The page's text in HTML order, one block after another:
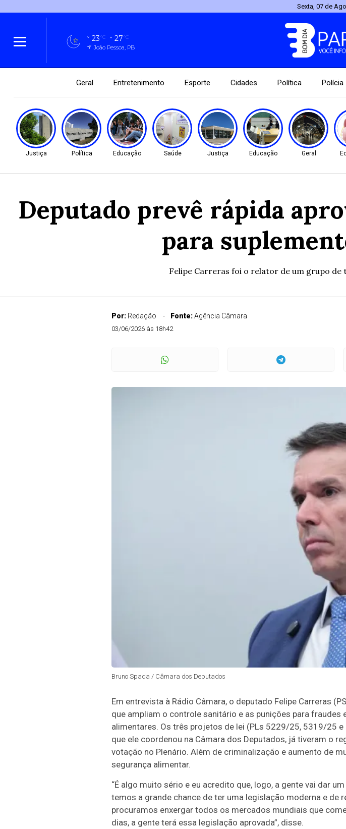
Sexta, 07 de
23°C 27°C
João Pessoa, PB
Geral Entretenimento Esporte Cidades Política Polícia
Justiça Política Educação Saúde Justiça Educação Geral
Deputado prevê rápida
para
Felipe Carreras foi o relator de um grupo de
Por: Redação Fonte:Agência Câmara
03/06/2026 às 18h42
Bruno Spada / Câmara dos Deputados
Em entrevista à Rádio Câmara, o deputado Felipe Carreras
que ampliam o controle sanitário e as punições para
alimentares. Os três projetos de lei (PLs 5229/25, 5319/25
que ele coordenou na Câmara dos Deputados, já tiveram o
votação no Plenário. Além de criminalização e aumento de
segurança alimentar.
“É algo muito sério e eu acredito que, logo, a gente vai dar
temos a grande chance de ter uma legislação moderna e de
procuramos enxergar todos os mercados mundiais que
dias, a gente terá essa legislação aprovada”, disse.